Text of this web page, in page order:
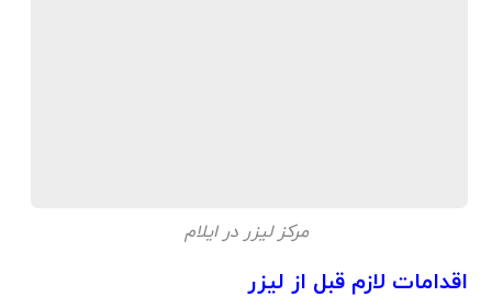
مرکز لیزر در ایلام
اقدامات لازم قبل از لیزر